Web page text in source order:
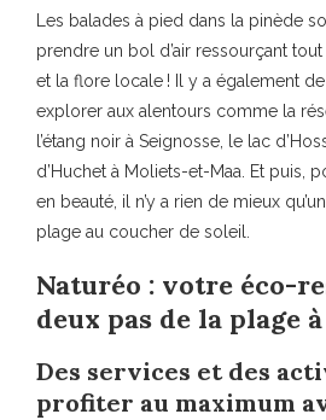
Les balades à pied dans la pinède
prendre un bol d’air ressourçant
et la flore locale ! Il y a également
explorer aux alentours comme la
l’étang noir à Seignosse, le lac
d’Huchet à Moliets-et-Maa. Et puis,
en beauté, il n’y a rien de mieux
plage au coucher de soleil.
Naturéo : votre éco-
deux pas de la plage
Des services et des
profiter au maximum